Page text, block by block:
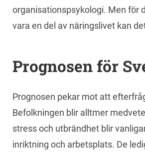
organisationspsykologi. Men för
vara en del av näringslivet kan
Prognosen för
Prognosen pekar mot att
Befolkningen blir alltmer
stress och utbrändhet blir
inriktning och arbetsplats. De